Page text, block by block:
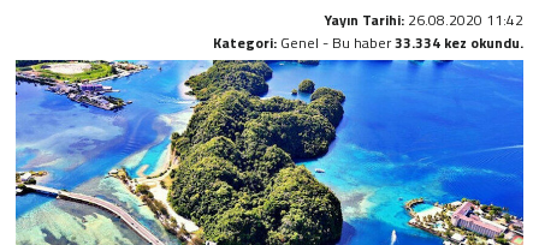
Yayın Tarihi: 26.08.2020 11:42
Kategori: Genel - Bu haber33.334 kez okundu.